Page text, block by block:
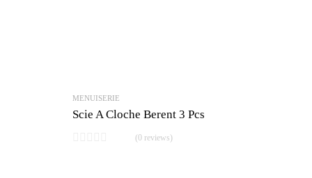
MENUISERIE
Scie A Cloche Berent 3 Pcs
(0 reviews)